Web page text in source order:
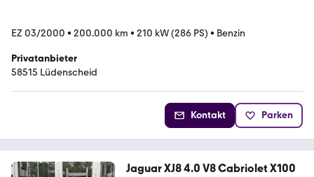
EZ 03/2000 • 200.000 km • 210 kW (286 PS) • Benzin
Privatanbieter
58515 Lüdenscheid
Kontakt Parken
Jaguar XJ8 4.0 V8 Cabriolet X100